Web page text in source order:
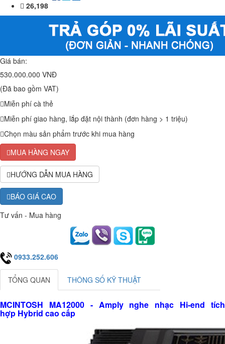
26,198
Giá bán:
530.000.000 VNĐ
(Đã bao gồm VAT)
Miễn phí cà thẻ
Miễn phí giao hàng, lắp đặt nội thành (đơn hàng > 1 triệu)
Chọn màu sản phẩm trước khi mua hàng
MUA HÀNG NGAY
HƯỚNG DẪN MUA HÀNG
BÁO GIÁ CAO
Tư vấn - Mua hàng
0933.252.606
TỔNG QUAN THÔNG SỐ KỸ THUẬT
MCINTOSH MA12000 - Amply nghe nhạc Hi-end tích
hợp Hybrid cao cấp